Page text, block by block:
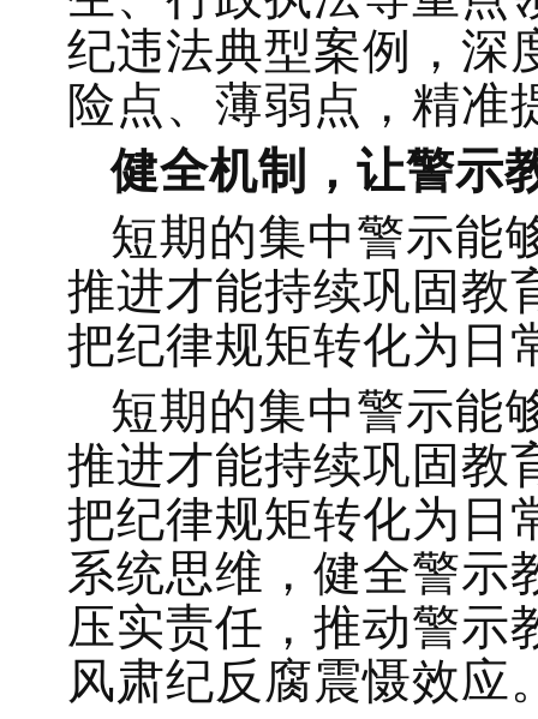
纪违法典型案例，深
险点、薄弱点，精准
健全机制，让警示
短期的集中警示能
推进才能持续巩固教
把纪律规矩转化为日
短期的集中警示能
推进才能持续巩固教
把纪律规矩转化为日
系统思维，健全警示
压实责任，推动警示
风肃纪反腐震慑效应